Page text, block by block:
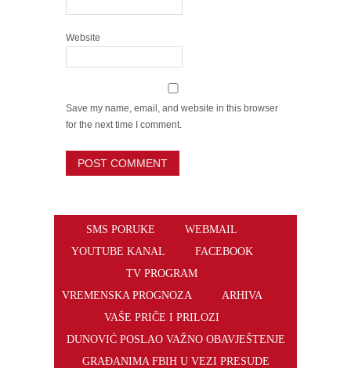
Website
Save my name, email, and website in this browser
for the next time I comment.
SMS PORUKE
WEBMAIL
YOUTUBE KANAL
FACEBOOK
TV PROGRAM
VREMENSKA PROGNOZA
ARHIVA
VAŠE PRIČE I PRILOZI
DUNOVIĆ POSLAO VAŽNO OBAVJEŠTENJE
GRAĐANIMA FBIH U VEZI PRESUDE